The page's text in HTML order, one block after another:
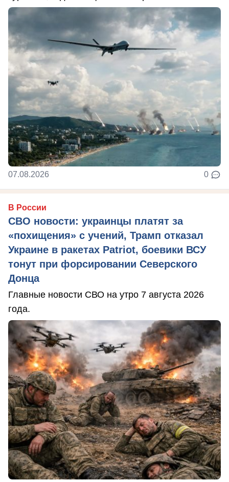
07.08.2026 0
В России
СВО новости: украинцы платят за
«похищения» с учений, Трамп отказал
Украине в ракетах Patriot, боевики ВСУ
тонут при форсировании Северского
Донца
Главные новости СВО на утро 7 августа 2026
года.